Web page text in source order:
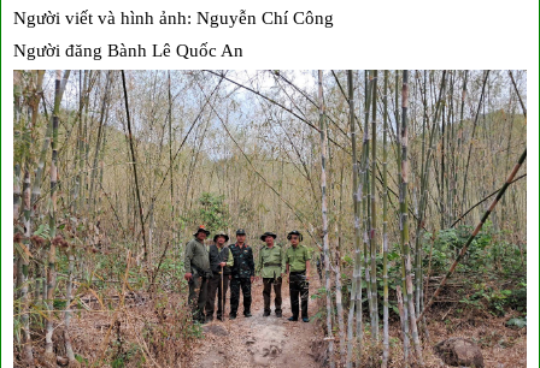
Người viết và hình ảnh: Nguyễn Chí Công
Người đăng Bành Lê Quốc An